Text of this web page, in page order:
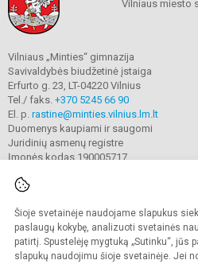
Šioje svetainėje naudojame slapukus
paslaugų kokybę, analizuoti svetainės
patirtį. Spustelėję mygtuką „Sutinku“, jūs
slapukų naudojimu šioje svetainėje. Jei
Vilniaus miesto
Vilniaus „Minties“ gimnazija
Savivaldybės biudžetinė įstaiga
Erfurto g. 23, LT-04220 Vilnius
Tel./ faks. +370 5245 66 90
El. p. rastine@minties.vilnius.lm.lt
Duomenys kaupiami ir saugomi
Juridinių asmenų registre
Įmonės kodas 190005717
© 2022. Vilniaus „Minties"
Kopijuoti turinį be raštiško gimnazijos
Prieinamumo paraiška